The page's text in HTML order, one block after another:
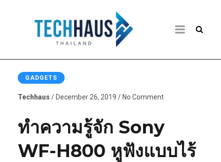
GADGETS
Techhaus / December 26, 2019 / No Comment
ทำความรู้จัก Sony
WF-H800 หูฟังแบบไร้